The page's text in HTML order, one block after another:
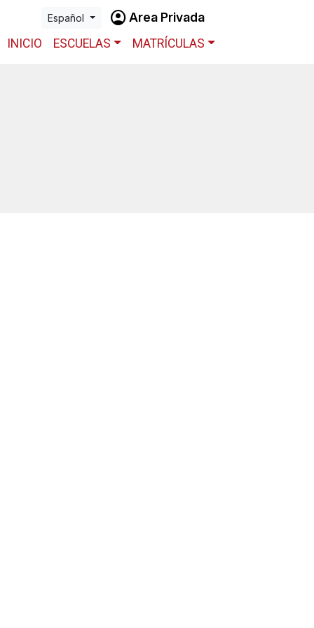
Español account_circleArea Privada
INICIO ESCUELAS MATRÍCULAS